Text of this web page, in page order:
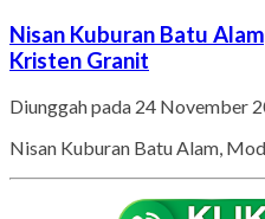
Nisan Kuburan Batu
Kristen Granit
Diunggah pada 24 November
Nisan Kuburan Batu Alam,